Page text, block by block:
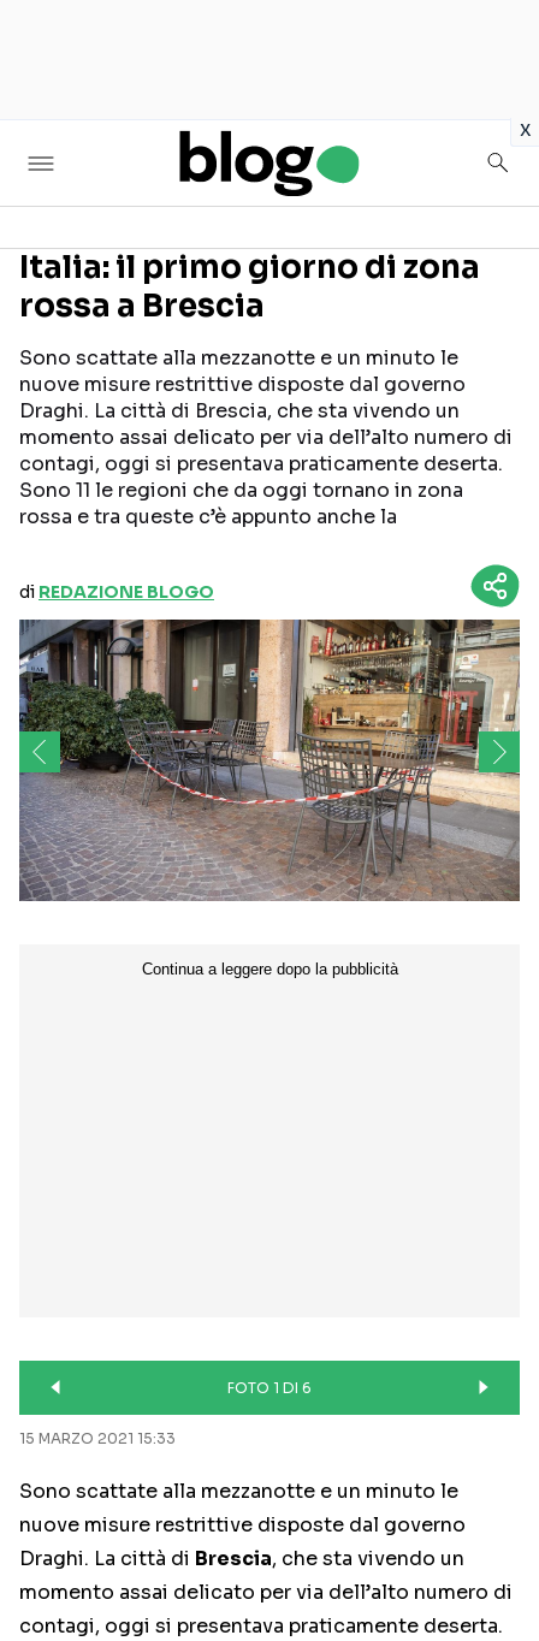
x
Seguici sui social
Italia: il primo giorno di zona
rossa a Brescia
Sono scattate alla mezzanotte e un minuto le
nuove misure restrittive disposte dal governo
Draghi. La città di Brescia, che sta vivendo un
momento assai delicato per via dell’alto numero di
contagi, oggi si presentava praticamente deserta.
Sono 11 le regioni che da oggi tornano in zona
rossa e tra queste c’è appunto anche la
di REDAZIONE BLOGO
FOTO 1 DI 6
15 MARZO 2021 15:33
Sono scattate alla mezzanotte e un minuto le
nuove misure restrittive disposte dal governo
Draghi. La città di Brescia, che sta vivendo un
momento assai delicato per via dell’alto numero di
contagi, oggi si presentava praticamente deserta.